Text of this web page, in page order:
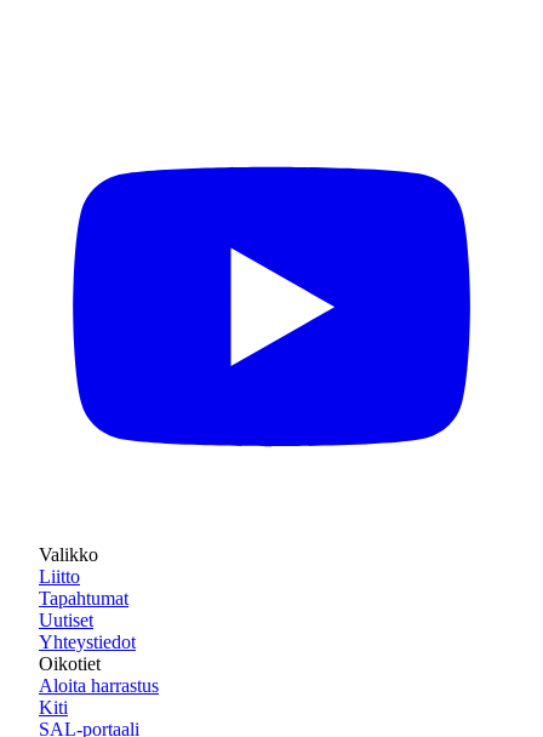
Valikko
Liitto
Tapahtumat
Uutiset
Yhteystiedot
Oikotiet
Aloita harrastus
Kiti
SAL-portaali